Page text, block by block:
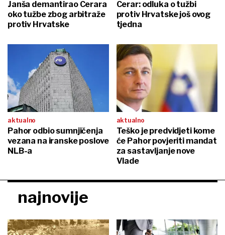
Janša demantirao Cerara
oko tužbe zbog arbitraže
protiv Hrvatske
Cerar: odluka o tužbi
protiv Hrvatske još ovog
tjedna
aktualno
Pahor odbio sumnjičenja
vezana na iranske poslove
NLB-a
aktualno
Teško je predvidjeti kome
će Pahor povjeriti mandat
za sastavljanje nove
Vlade
najnovije